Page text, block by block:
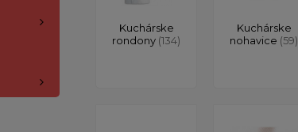
Kuchárske
rondony (134)
Kuchárske
nohavice (59)